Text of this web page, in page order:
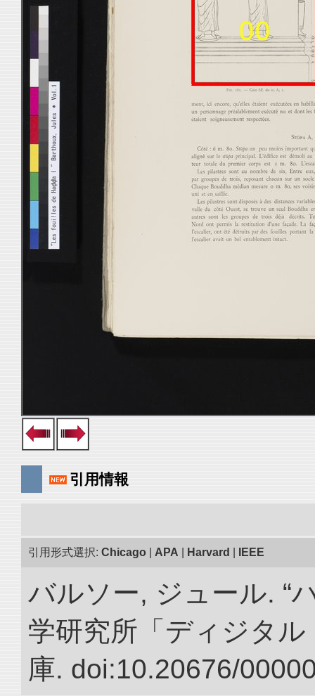
引用情報
引用形式選択: Chicago APA Harvard IEEE
バルソー, ジュール. “
学研究所「ディジタ
庫. doi:10.20676/